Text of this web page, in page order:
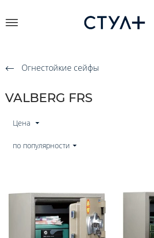
Огнестойкие сейфы
VALBERG FRS
Цена
по популярности